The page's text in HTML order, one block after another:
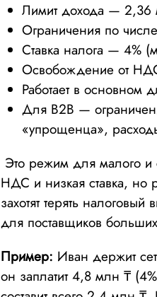
Лимит дохода —
Ограничения по
Ставка налога — 4%
Освобождение от
Работает в основном
Для B2B —
«упрощенца»,
Это режим для малого и
НДС и низкая ставка, но
захотят терять
для поставщиков
Пример: Иван держит
он заплатит 4,8 млн ₸